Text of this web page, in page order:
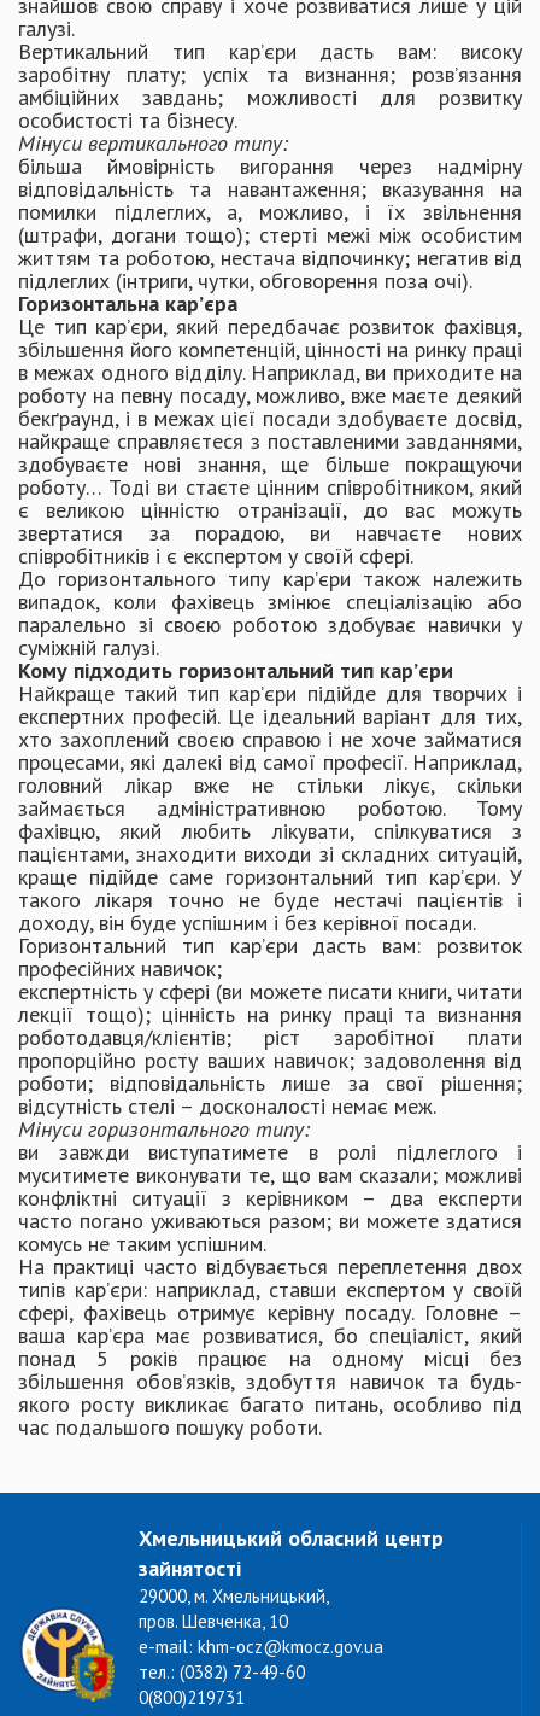
галузі.
Вертикальний тип кар’єри дасть вам: високу
заробітну плату; успіх та визнання; розв’язання
амбіційних завдань; можливості для розвитку
особистості та бізнесу.
Мінуси вертикального типу:
більша ймовірність вигорання через надмірну
відповідальність та навантаження; вказування на
помилки підлеглих, а, можливо, і їх звільнення
(штрафи, догани тощо); стерті межі між особистим
життям та роботою, нестача відпочинку; негатив від
підлеглих (інтриги, чутки, обговорення поза очі).
Горизонтальна кар’єра
Це тип кар’єри, який передбачає розвиток фахівця,
збільшення його компетенцій, цінності на ринку праці
в межах одного відділу. Наприклад, ви приходите на
роботу на певну посаду, можливо, вже маєте деякий
бекґраунд, і в межах цієї посади здобуваєте досвід,
найкраще справляєтеся з поставленими завданнями,
здобуваєте нові знання, ще більше покращуючи
роботу… Тоді ви стаєте цінним співробітником, який
є великою цінністю отранізації, до вас можуть
звертатися за порадою, ви навчаєте нових
співробітників і є експертом у своїй сфері.
До горизонтального типу кар’єри також належить
випадок, коли фахівець змінює спеціалізацію або
паралельно зі своєю роботою здобуває навички у
суміжній галузі.
Кому підходить горизонтальний тип кар’єри
Найкраще такий тип кар’єри підійде для творчих і
експертних професій. Це ідеальний варіант для тих,
хто захоплений своєю справою і не хоче займатися
процесами, які далекі від самої професії. Наприклад,
головний лікар вже не стільки лікує, скільки
займається адміністративною роботою. Тому
фахівцю, який любить лікувати, спілкуватися з
пацієнтами, знаходити виходи зі складних ситуацій,
краще підійде саме горизонтальний тип кар’єри. У
такого лікаря точно не буде нестачі пацієнтів і
доходу, він буде успішним і без керівної посади.
Горизонтальний тип кар’єри дасть вам: розвиток
професійних навичок;
експертність у сфері (ви можете писати книги, читати
лекції тощо); цінність на ринку праці та визнання
роботодавця/клієнтів; ріст заробітної плати
пропорційно росту ваших навичок; задоволення від
роботи; відповідальність лише за свої рішення;
відсутність стелі – досконалості немає меж.
Мінуси горизонтального типу:
ви завжди виступатимете в ролі підлеглого і
муситимете виконувати те, що вам сказали; можливі
конфліктні ситуації з керівником – два експерти
часто погано уживаються разом; ви можете здатися
комусь не таким успішним.
На практиці часто відбувається переплетення двох
типів кар’єри: наприклад, ставши експертом у своїй
сфері, фахівець отримує керівну посаду. Головне –
ваша кар’єра має розвиватися, бо спеціаліст, який
понад 5 років працює на одному місці без
збільшення обов’язків, здобуття навичок та будь-
якого росту викликає багато питань, особливо під
час подальшого пошуку роботи.
Хмельницький обласний центр
зайнятості
29000, м. Хмельницький,
пров. Шевченка, 10
e-mail: khm-ocz@kmocz.gov.ua
тел.: (0382) 72-49-60
0(800)219731